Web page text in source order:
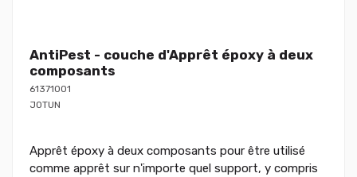
AntiPest - couche d'Apprêt époxy à deux
composants
61371001
JOTUN
Apprêt époxy à deux composants pour être utilisé
comme apprêt sur n'importe quel support, y compris